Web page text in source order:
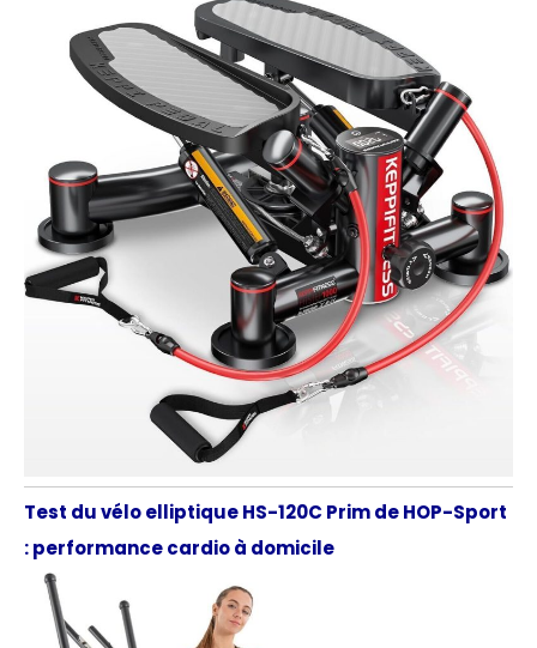
Test du vélo elliptique HS-120C Prim de HOP-Sport
: performance cardio à domicile